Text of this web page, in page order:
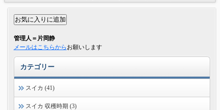
管理人＝片岡静
メールはこちらから お願いします
カテゴリー
スイカ (41)
スイカ 収穫時期 (3)